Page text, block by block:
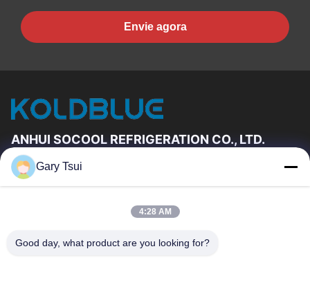
Envie agora
ANHUI SOCOOL REFRIGERATION CO., LTD.
Relações Rápidas
Sobre Nós
Excursão Da Fábrica
Controle Da Qualidade
Gary Tsui
4:28 AM
Good day, what product are you looking for?